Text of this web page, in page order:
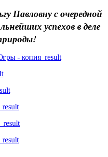
Павловну с очередной
успехов в деле